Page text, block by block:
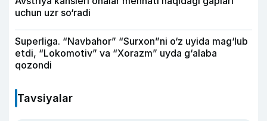
uchun uzr so‘radi
Superliga. “Navbahor” “Surxon”ni o‘z uyida mag‘lub
etdi, “Lokomotiv” va “Xorazm” uyda g‘alaba
qozondi
Tavsiyalar